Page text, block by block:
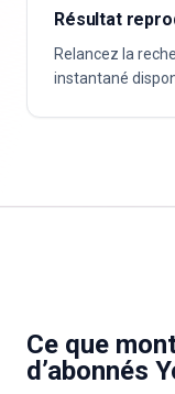
Résultat
Relancez la
instantané
Ce que
d’abonnés